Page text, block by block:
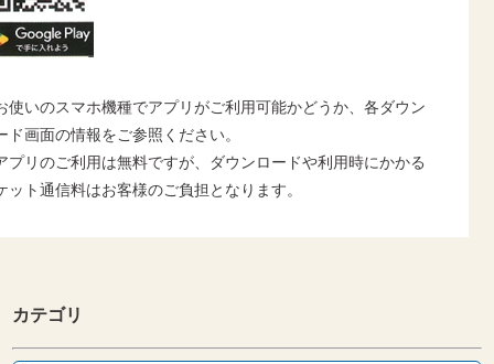
カテゴリ
いのスマホ機種でアプリがご利用可能かどうか、各ダウン
ド画面の情報をご参照ください。
リのご利用は無料ですが、ダウンロードや利用時にかかる
ット通信料はお客様のご負担となります。